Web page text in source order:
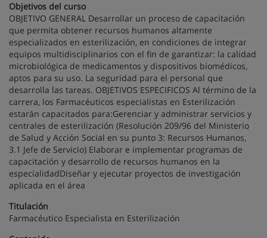
Objetivos del curso
OBJETIVO GENERAL Desarrollar un proceso de capacitación
que permita obtener recursos humanos altamente
especializados en esterilización, en condiciones de integrar
equipos multidisciplinarios con el fin de garantizar: la calidad
microbiológica de medicamentos y dispositivos biomédicos,
aptos para su uso. La seguridad para el personal que
desarrolla las tareas. OBJETIVOS ESPECIFICOS Al término de la
carrera, los Farmacéuticos especialistas en Esterilización
estarán capacitados para:Gerenciar y administrar servicios y
centrales de esterilización (Resolución 209/96 del Ministerio
de Salud y Acción Social en su punto 3: Recursos Humanos,
3.1 Jefe de Servicio) Elaborar e implementar programas de
capacitación y desarrollo de recursos humanos en la
especialidadDiseñar y ejecutar proyectos de investigación
aplicada en el área
Titulación
Farmacéutico Especialista en Esterilización